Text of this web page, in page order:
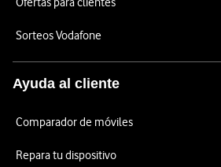
Sorteos Vodafone
Ayuda al cliente
Comparador de móviles
Repara tu dispositivo